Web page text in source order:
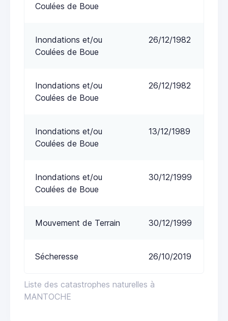
Liste des catastrophes naturelles à
MANTOCHE
Coulées de Boue
Inondations et/ou
Coulées de Boue
26/12/1982
Inondations et/ou
Coulées de Boue
26/12/1982
Inondations et/ou
Coulées de Boue
13/12/1989
Inondations et/ou
Coulées de Boue
30/12/1999
Mouvement de Terrain 30/12/1999
Sécheresse 26/10/2019